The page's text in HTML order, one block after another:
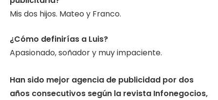
Mis dos hijos. Mateo y Franco.
¿Cómo definirías a Luis?
Apasionado, soñador y muy impaciente.
Han sido mejor agencia de publicidad por dos
años consecutivos según la revista Infonegocios,